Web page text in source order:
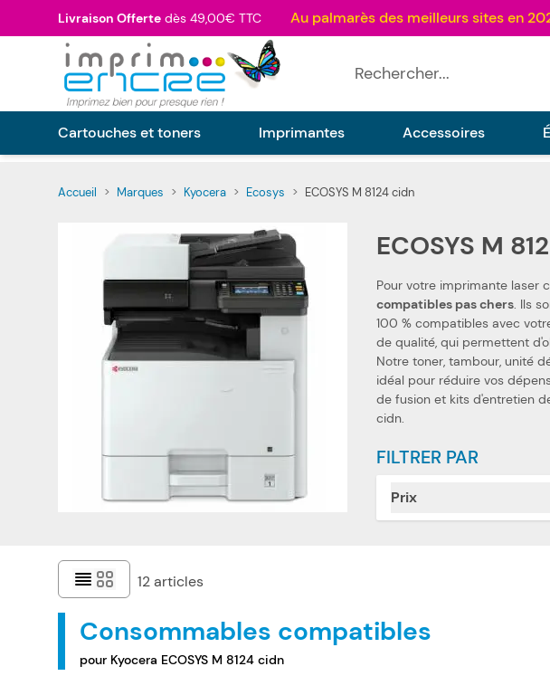
Livraison Offerte dès 49,00€ TTC
Cartouches et toners Imprimantes Accessoires
Accueil > Marques > Kyocera > Ecosys > ECOSYS M 8124 cidn
ECOSYS M
Pour votre imprimante laser
compatibles pas chers. Ils sont fabriqués selon les
100 % compatibles avec votre
de qualité, qui permettent
Notre toner, tambour, unité
idéal pour réduire vos dépenses. Nous proposons
de fusion et kits d'entretien
cidn.
FILTRER PAR
Prix
filter
12articles
Consommables compatibles
pour Kyocera ECOSYS M 8124 cidn